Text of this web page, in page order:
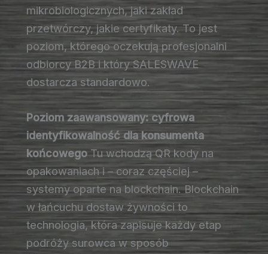
mikrobiologicznych, jaki zakład
przetwórczy, jakie certyfikaty. To jest
poziom, którego oczekują profesjonalni
odbiorcy B2B i który SALESWAVE
dostarcza standardowo.
Poziom zaawansowany: cyfrowa
identyfikowalność dla konsumenta
końcowegoTu wchodzą QR kody na
opakowaniach i – coraz częściej –
systemy oparte na blockchain. Blockchain
w łańcuchu dostaw żywności to
technologia, która zapisuje każdy etap
podróży surowca w sposób